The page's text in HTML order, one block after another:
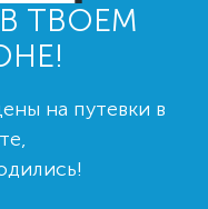
ТВОЕМ
на путевки в